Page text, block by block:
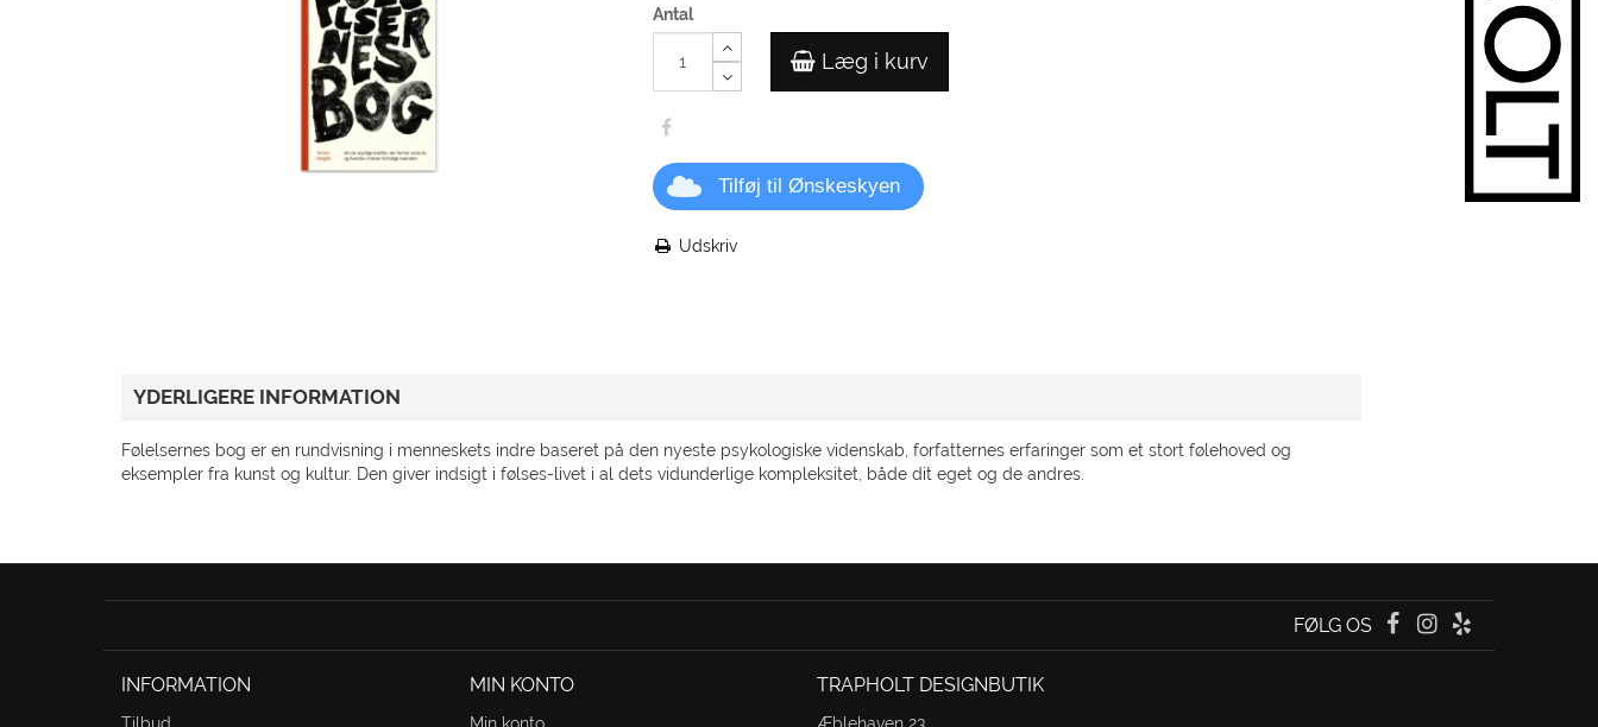
FASHION
SMYKKER
BØRN
MENS CORNER
Antal
Læg i kurv
Tilføj til Ønskeskyen
Udskriv
YDERLIGERE INFORMATION
Følelsernes bog er en rundvisning i menneskets indre baseret på den nyeste psykologiske videnskab, forfatternes erfaringer som et stort følehoved og
eksempler fra kunst og kultur. Den giver indsigt i følses-livet i al dets vidunderlige kompleksitet, både dit eget og de andres.
FØLG OS
INFORMATION MIN KONTO TRAPHOLT DESIGNBUTIK